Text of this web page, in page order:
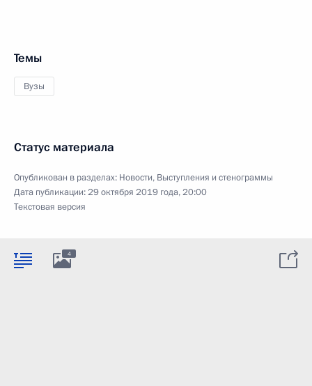
Темы
Вузы
Статус материала
Опубликован в разделах: Новости, Выступления и стенограммы
Дата публикации:29 октября 2019 года, 20:00
Текстовая версия
4